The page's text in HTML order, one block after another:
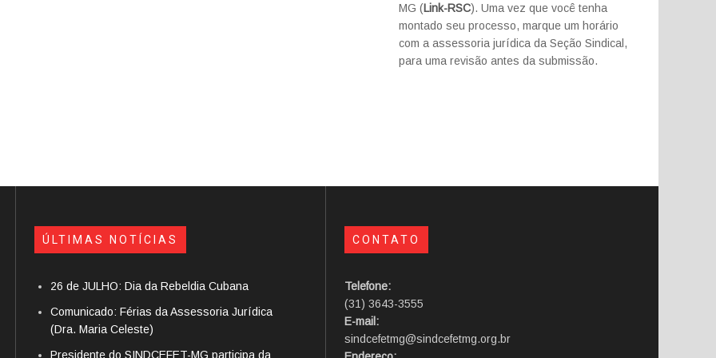
MG (Link-RSC). Uma vez que você tenha
montado seu processo, marque um horário
com a assessoria jurídica da Seção Sindical,
para uma revisão antes da submissão.
ÚLTIMAS NOTÍCIAS
26 de JULHO: Dia da Rebeldia Cubana
Comunicado: Férias da Assessoria Jurídica
(Dra. Maria Celeste)
Presidente do SINDCEFET-MG participa da
CONTATO
Telefone:
(31) 3643-3555
E-mail:
sindcefetmg@sindcefetmg.org.br